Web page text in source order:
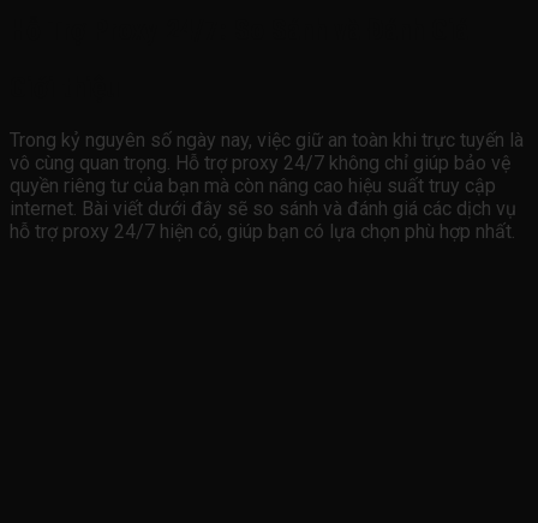
Trong kỷ nguyên số ngày nay, việc giữ an toàn khi trực tuyến là
vô cùng quan trọng. Hỗ trợ proxy 24/7 không chỉ giúp bảo vệ
quyền riêng tư của bạn mà còn nâng cao hiệu suất truy cập
internet. Bài viết dưới đây sẽ so sánh và đánh giá các dịch vụ
hỗ trợ proxy 24/7 hiện có, giúp bạn có lựa chọn phù hợp nhất.